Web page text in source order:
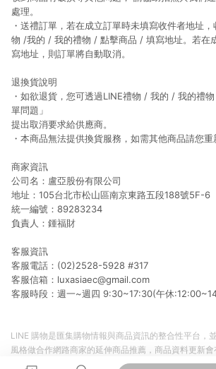
處理。
・送禮訂單，若在成立訂單時未填寫收件者地址
物 /我的 / 我的禮物 / 點擊商品 / 填寫地址。若在
寫地址，則訂單將自動取消。
退換貨說明
・如欲退貨，您可透過LINE禮物 / 我的 / 我的禮
單問題」
提出取消要求給供應商。
・本商品無法提供換貨服務，如需其他商品請您重
商家資訊
公司名：盧亞股份有限公司
地址：105台北市松山區南京東路五段188號5F-6
統一編號：89283234
負責人：鍾福財
客服資訊
客服電話：(02)2528-5928 #317
客服信箱：luxasiaec@gmail.com
客服時段：週一~週四 9:30~17:30(午休
LINE 購物是匯集購物情報與商品資訊的整合性平台，
風格做合作網路商家的延伸商品推薦，商品資料更新
商品至各合作網路商家，確認現售價與購物條件，一